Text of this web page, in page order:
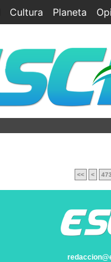
Cultura Planeta
<< <